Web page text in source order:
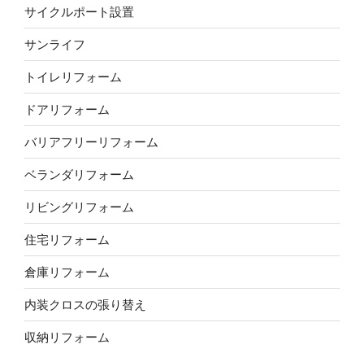
サイクルポート設置
サンライフ
トイレリフォーム
ドアリフォーム
バリアフリーリフォーム
ベランダリフォーム
リビングリフォーム
住宅リフォーム
倉庫リフォーム
内装クロスの張り替え
収納リフォーム